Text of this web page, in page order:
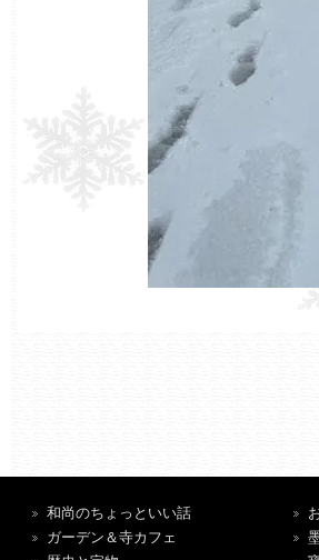
和尚のちょっといい話
ガーデン＆寺カフェ